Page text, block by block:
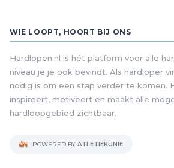
WIE LOOPT, HOORT BIJ ONS
Hardlopen.nl is hét platform voor alle
niveau je je ook bevindt. Als hardloper
nodig is om een stap verder te komen.
inspireert, motiveert en maakt alle
hardloopgebied zichtbaar.
POWERED BY ATLETIEKUNIE